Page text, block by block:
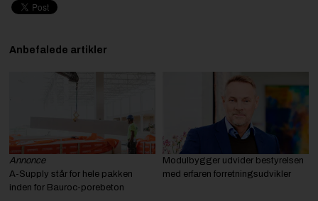
Anbefalede artikler
Annonce
A-Supply står for hele pakken
inden for Bauroc-porebeton
Modulbygger udvider bestyrelsen
med erfaren forretningsudvikler